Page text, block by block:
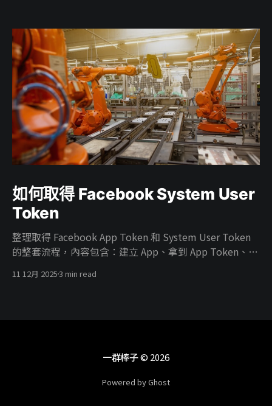
如何取得 Facebook System User
Token
整理取得 Facebook App Token 和 System User Token
的整套流程，內容包含：建立 App、拿到 App Token、在
User、把 App 掛進 Business、開 ads_read／
11 12月 20253 min read
一群棒子© 2026
Powered by Ghost